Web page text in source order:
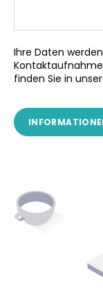
Ihre Daten
finden Sie in